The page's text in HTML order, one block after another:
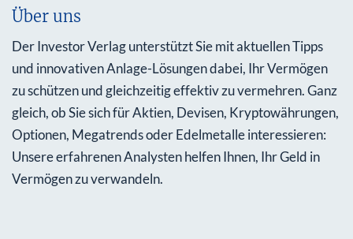
Über uns
Der Investor Verlag unterstützt Sie mit aktuellen Tipps
und innovativen Anlage-Lösungen dabei, Ihr Vermögen
zu schützen und gleichzeitig effektiv zu vermehren. Ganz
gleich, ob Sie sich für Aktien, Devisen, Kryptowährungen,
Optionen, Megatrends oder Edelmetalle interessieren:
Unsere erfahrenen Analysten helfen Ihnen, Ihr Geld in
Vermögen zu verwandeln.